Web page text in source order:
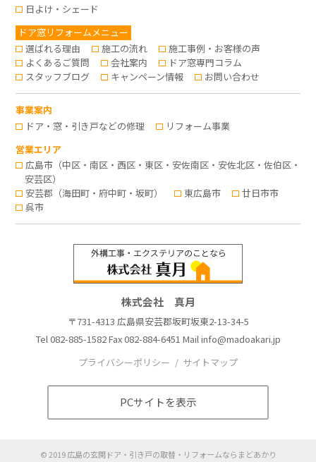
日よけ・シェード
ドア窓リフォームメニュー
選ばれる理由
施工の流れ
施工事例・お客様の声
よくあるご質問
会社案内
ドア窓専門コラム
スタッフブログ
キャンペーン情報 お問い合わせ
事業案内
ドア・窓・引き戸などの修理
リフォーム事業
営業エリア
広島市（中区・南区・西区・東区・安佐南区・安佐北区・佐伯区・
安芸区）
安芸郡（海田町・府中町・坂町）
東広島市
廿日市市
呉市
株式会社 真月
〒731-4313 広島県安芸郡坂町坂東2-13-34-5
Tel082-885-1582Fax 082-884-6451 Mailinfo@madoakari.jp
プライバシーポリシー
サイトマップ
PCサイトを表示
©2019 広島の玄関ドア・引き戸の取替・リフォームならまどあかり